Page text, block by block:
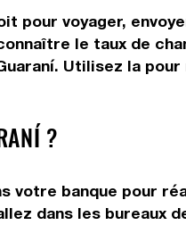
pour voyager,
le taux de
Utilisez la pour
?
votre banque pour
dans les bureaux